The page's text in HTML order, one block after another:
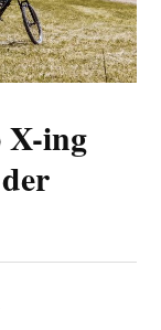
X-ing